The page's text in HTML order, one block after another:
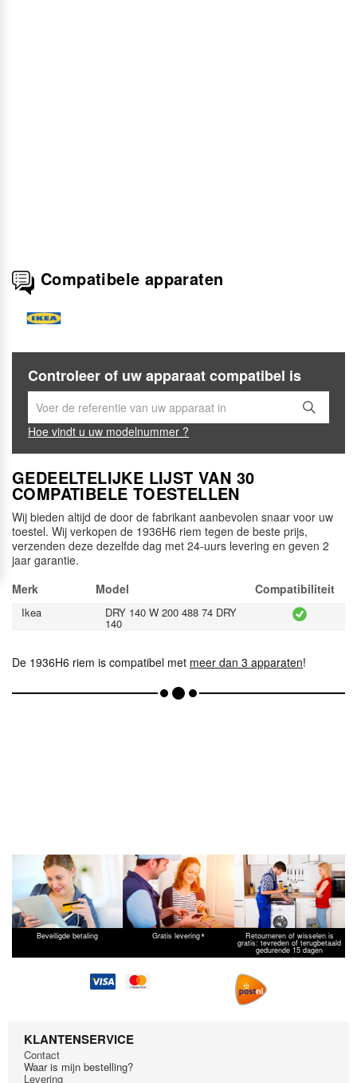
Compatibele apparaten
Controleer of uw apparaat compatibel is
Hoe vindt u uw modelnummer ?
GEDEELTELIJKE LIJST VAN 30
COMPATIBELE TOESTELLEN
Wij bieden altijd de door de fabrikant aanbevolen snaar voor uw
toestel. Wij verkopen de 1936H6 riem tegen de beste prijs,
verzenden deze dezelfde dag met 24-uurs levering en geven 2
jaar garantie.
Merk
Model Compatibiliteit
Ikea DRY 140 W 200 488 74 DRY
140
De 1936H6 riem is compatibel met meer dan 3 apparaten!
Beveiligde betaling Gratis levering* Retourneren of wisselen is
gratis: tevreden of terugbetaald
gedurende 15 dagen
KLANTENSERVICE
Contact
Waar is mijn bestelling?
Levering